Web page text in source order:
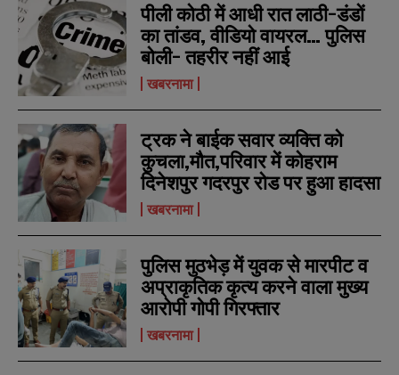
पीली कोठी में आधी रात लाठी-डंडों
का तांडव, वीडियो वायरल… पुलिस
बोली- तहरीर नहीं आई
खबरनामा
ट्रक ने बाईक सवार व्यक्ति को
कुचला,मौत,परिवार में कोहराम
दिनेशपुर गदरपुर रोड पर हुआ हादसा
खबरनामा
पुलिस मुठभेड़ में युवक से मारपीट व
अप्राकृतिक कृत्य करने वाला मुख्य
आरोपी गोपी गिरफ्तार
खबरनामा